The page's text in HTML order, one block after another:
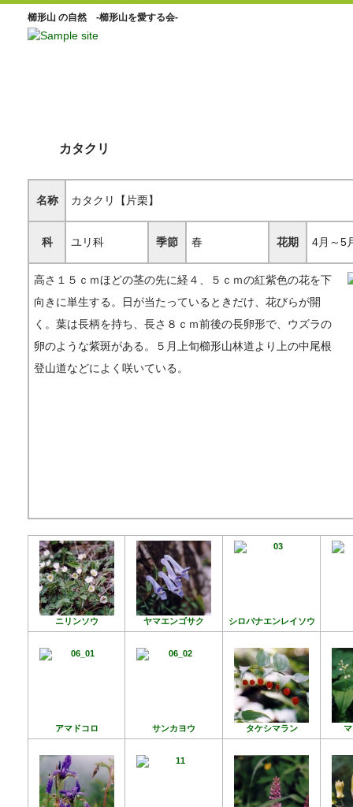
櫛形山 の自然 -櫛形山を愛する会-
カタクリ
名称 カタクリ【片栗】
科 ユリ科 季節 春 花期 4月～5
高さ１５ｃｍほどの茎の先に経４、５ｃｍの紅紫色の花を下
向きに単生する。日が当たっているときだけ、花びらが開
く。葉は長柄を持ち、長さ８ｃｍ前後の長卵形で、ウズラの
卵のような紫斑がある。５月上旬櫛形山林道より上の中尾根
登山道などによく咲いている。
ニリンソウ ヤマエンゴサク シロバナエンレイソウ
アマドコロ サンカヨウ タケシマラン